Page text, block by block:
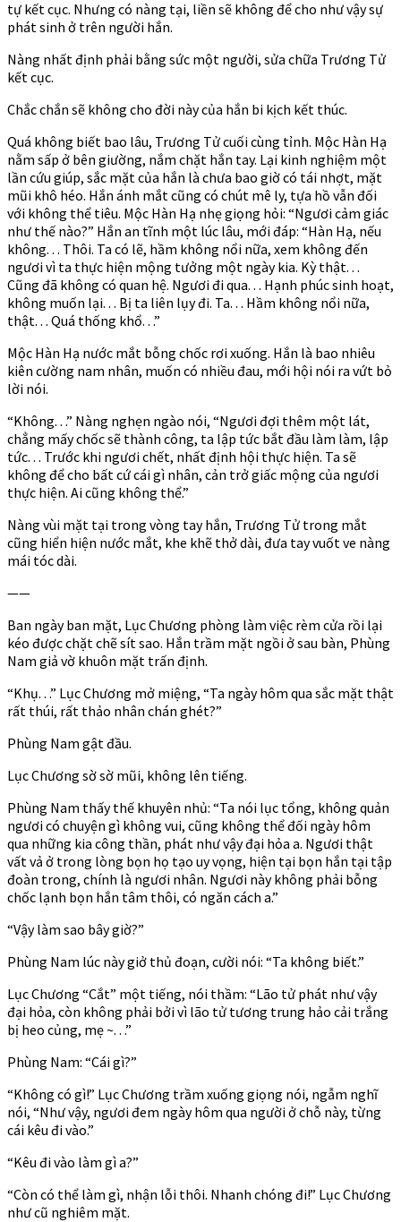
tự kết cục. Nhưng có nàng tại, liền sẽ không để cho như vậy sự
phát sinh ở trên người hắn.
Nàng nhất định phải bằng sức một người, sửa chữa Trương Tử
kết cục.
Chắc chắn sẽ không cho đời này của hắn bi kịch kết thúc.
Quá không biết bao lâu, Trương Tử cuối cùng tỉnh. Mộc Hàn Hạ
nằm sấp ở bên giường, nắm chặt hắn tay. Lại kinh nghiệm một
lần cứu giúp, sắc mặt của hắn là chưa bao giờ có tái nhợt, mặt
mũi khô héo. Hắn ánh mắt cũng có chút mê ly, tựa hồ vẫn đối
với không thể tiêu. Mộc Hàn Hạ nhẹ giọng hỏi: “Ngươi cảm giác
như thế nào?” Hắn an tĩnh một lúc lâu, mới đáp: “Hàn Hạ, nếu
không. . . Thôi. Ta có lẽ, hầm không nổi nữa, xem không đến
ngươi vì ta thực hiện mộng tưởng một ngày kia. Kỳ thật. . .
Cũng đã không có quan hệ. Ngươi đi qua. . . Hạnh phúc sinh hoạt,
không muốn lại. . . Bị ta liên lụy đi. Ta. . . Hầm không nổi nữa,
thật. . . Quá thống khổ. . .”
Mộc Hàn Hạ nước mắt bỗng chốc rơi xuống. Hắn là bao nhiêu
kiên cường nam nhân, muốn có nhiều đau, mới hội nói ra vứt bỏ
lời nói.
“Không. . .” Nàng nghẹn ngào nói, “Ngươi đợi thêm một lát,
chẳng mấy chốc sẽ thành công, ta lập tức bắt đầu làm làm, lập
tức. . . Trước khi ngươi chết, nhất định hội thực hiện. Ta sẽ
không để cho bất cứ cái gì nhân, cản trở giấc mộng của ngươi
thực hiện. Ai cũng không thể.”
Nàng vùi mặt tại trong vòng tay hắn, Trương Tử trong mắt
cũng hiển hiện nước mắt, khe khẽ thở dài, đưa tay vuốt ve nàng
mái tóc dài.
——
Ban ngày ban mặt, Lục Chương phòng làm việc rèm cửa rồi lại
kéo được chặt chẽ sít sao. Hắn trầm mặt ngồi ở sau bàn, Phùng
Nam giả vờ khuôn mặt trấn định.
“Khụ. . .” Lục Chương mở miệng, “Ta ngày hôm qua sắc mặt thật
rất thúi, rất thảo nhân chán ghét?”
Phùng Nam gật đầu.
Lục Chương sờ sờ mũi, không lên tiếng.
Phùng Nam thấy thế khuyên nhủ: “Ta nói lục tổng, không quản
ngươi có chuyện gì không vui, cũng không thể đối ngày hôm
qua những kia công thần, phát như vậy đại hỏa a. Ngươi thật
vất vả ở trong lòng bọn họ tạo uy vọng, hiện tại bọn hắn tại tập
đoàn trong, chính là ngươi nhân. Ngươi này không phải bỗng
chốc lạnh bọn hắn tâm thôi, có ngăn cách a.”
“Vậy làm sao bây giờ?”
Phùng Nam lúc này giở thủ đoạn, cười nói: “Ta không biết.”
Lục Chương “Cắt” một tiếng, nói thầm: “Lão tử phát như vậy
đại hỏa, còn không phải bởi vì lão tử tương trung hảo cải trắng
bị heo củng, mẹ ~. . .”
Phùng Nam: “Cái gì?”
“Không có gì!” Lục Chương trầm xuống giọng nói, ngẫm nghĩ
nói, “Như vậy, ngươi đem ngày hôm qua người ở chỗ này, từng
cái kêu đi vào.”
“Kêu đi vào làm gì a?”
“Còn có thể làm gì, nhận lỗi thôi. Nhanh chóng đi!” Lục Chương
như cũ nghiêm mặt.